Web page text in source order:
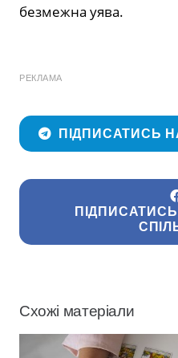
безмежна уява.
РЕКЛАМА
ПІДПИСАТИСЬ
ПІДПИСАТИСЬ
Схожі матеріали